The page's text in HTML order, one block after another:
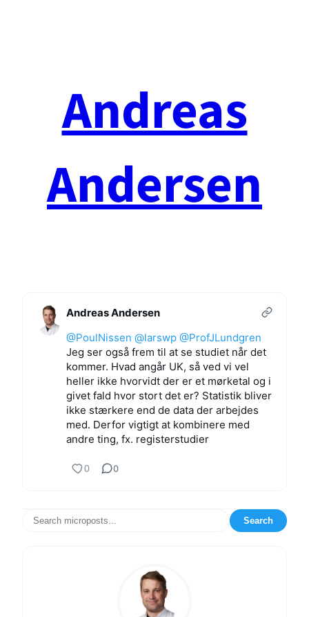
Andreas
Andersen
Andreas Andersen
@PoulNissen @larswp @ProfJLundgren
Jeg ser også frem til at se studiet når det
kommer. Hvad angår UK, så ved vi vel
heller ikke hvorvidt der er et mørketal og i
givet fald hvor stort det er? Statistik bliver
ikke stærkere end de data der arbejdes
med. Derfor vigtigt at kombinere med
andre ting, fx. registerstudier
0 0
Search